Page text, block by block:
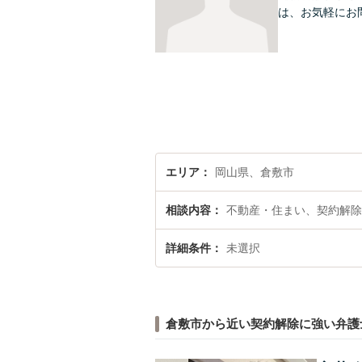
は、お気軽にお
エリア 岡山県、倉敷市
相談内容 不動産・住まい、契約解除
詳細条件 未選択
倉敷市から近い契約解除に強い弁護